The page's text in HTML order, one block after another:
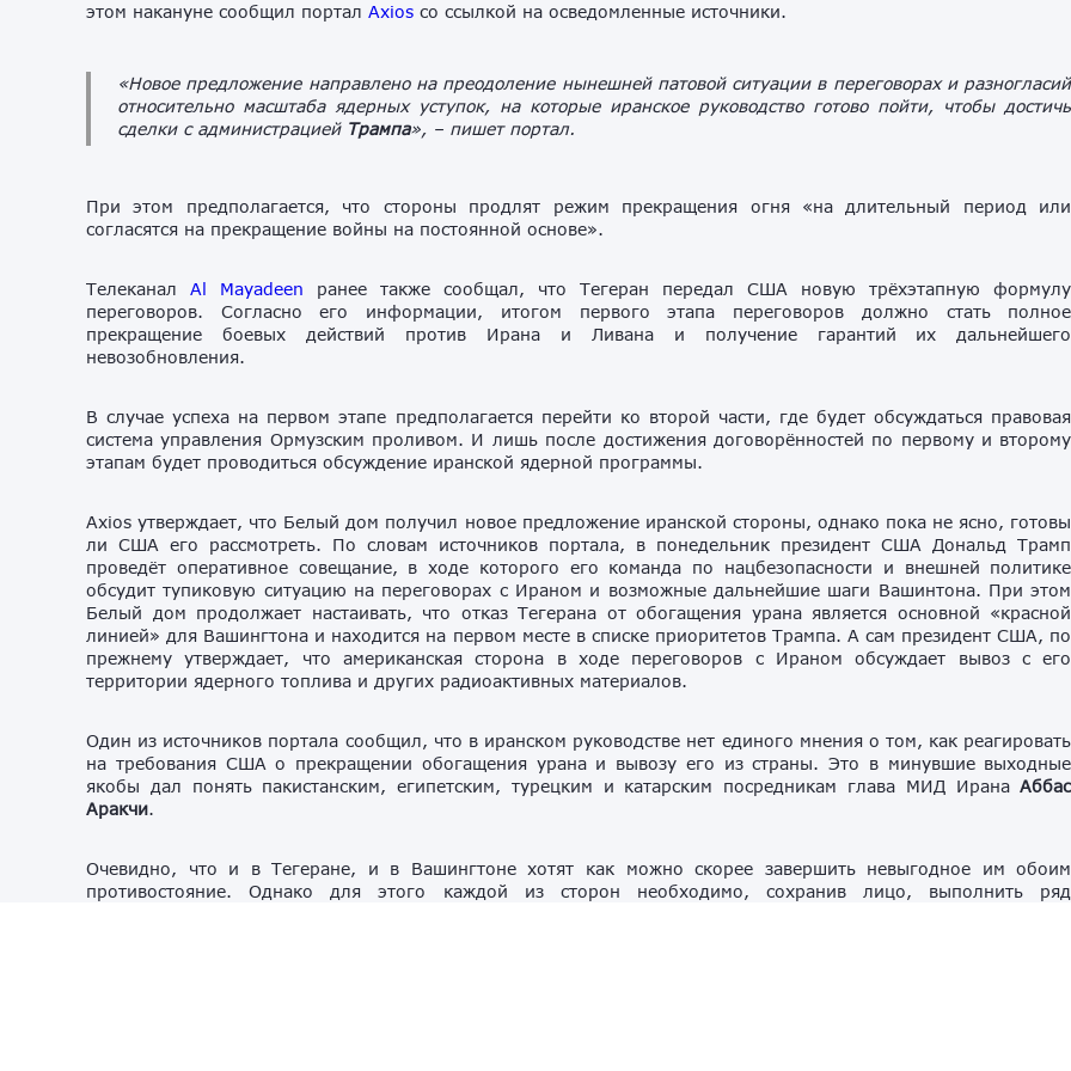
этом накануне сообщил портал Axios со ссылкой на осведомленные источники.
«Новое предложение направлено на преодоление нынешней патовой ситуации в переговорах и разногласий
относительно масштаба ядерных уступок, на которые иранское руководство готово пойти, чтобы достичь
сделки с администрацией Трампа», – пишет портал.
При этом предполагается, что стороны продлят режим прекращения огня «на длительный период или
согласятся на прекращение войны на постоянной основе».
ТелеканалAl Mayadeen ранее также сообщал, что Тегеран передал США новую трёхэтапную формулу
переговоров. Согласно его информации, итогом первого этапа переговоров должно стать полное
прекращение боевых действий против Ирана и Ливана и получение гарантий их дальнейшего
невозобновления.
В случае успеха на первом этапе предполагается перейти ко второй части, где будет обсуждаться правовая
система управления Ормузским проливом. И лишь после достижения договорённостей по первому и второму
этапам будет проводиться обсуждение иранской ядерной программы.
Axios утверждает, что Белый дом получил новое предложение иранской стороны, однако пока не ясно, готовы
ли США его рассмотреть. По словам источников портала, в понедельник президент США Дональд Трамп
проведёт оперативное совещание, в ходе которого его команда по нацбезопасности и внешней политике
обсудит тупиковую ситуацию на переговорах с Ираном и возможные дальнейшие шаги Вашинтона. При этом
Белый дом продолжает настаивать, что отказ Тегерана от обогащения урана является основной «красной
линией» для Вашингтона и находится на первом месте в списке приоритетов Трампа. А сам президент США, по
прежнему утверждает, что американская сторона в ходе переговоров с Ираном обсуждает вывоз с его
территории ядерного топлива и других радиоактивных материалов.
Один из источников портала сообщил, что в иранском руководстве нет единого мнения о том, как реагировать
на требования США о прекращении обогащения урана и вывозу его из страны. Это в минувшие выходные
якобы дал понять пакистанским, египетским, турецким и катарским посредникам глава МИД ИранаАббас
Аракчи.
Очевидно, что и в Тегеране, и в Вашингтоне хотят как можно скорее завершить невыгодное им обоим
противостояние. Однако для этого каждой из сторон необходимо, сохранив лицо, выполнить ряд